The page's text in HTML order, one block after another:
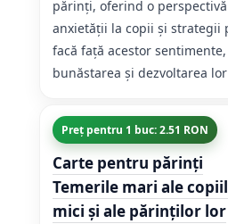
părinți, oferind o
anxietății la copii și strategii
facă față acestor
bunăstarea și dezvoltarea
Preț pentru 1 buc: 2.51 RON
Carte pentru părinți
Temerile mari ale
mici și ale părinților lor